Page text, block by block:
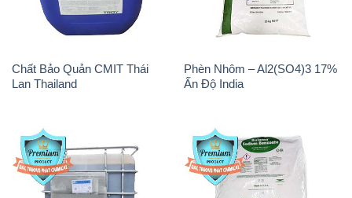
Chất Bảo Quản CMIT Thái
Lan Thailand
Phèn Nhôm – Al2(SO4)3 17%
Ấn Độ India